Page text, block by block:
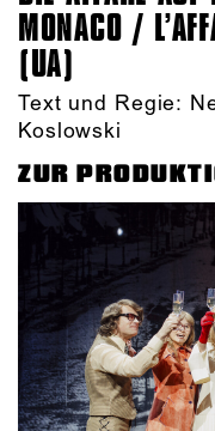
ONACO /
UA)
Text und Regie:
Koslowski
ZUR